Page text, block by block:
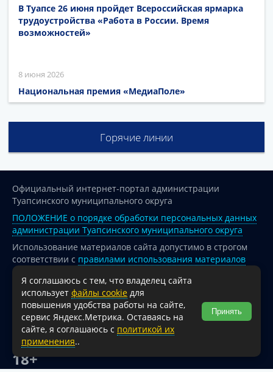
В Туапсе 26 июня пройдет Всероссийская ярмарка
трудоустройства «Работа в России. Время
возможностей»
8 июня 2026
Национальная премия «МедиаПоле»
Горячие линии
Официальный интернет-портал администрации
Туапсинского муниципального округа
ПОЛОЖЕНИЕ о порядке обработки персональных данных
администрации Туапсинского муниципального округа
Использование материалов сайта допустимо в строгом
соответствии с правилами использования материалов
опубликованных на сайте
При перепечатке и использовании информации ссылка
на источник обязательна.
Для сайтов и страниц сети Интернет обязательна
активная гиперссылка на официальный интернет-портал
администрации Туапсинского муниципального округа.
18+
Я соглашаюсь с тем, что владелец сайта
использует файлы cookie для
повышения удобства работы на сайте,
сервис Яндекс.Метрика. Оставаясь на
сайте, я соглашаюсь с политикой их
применения..
Принять